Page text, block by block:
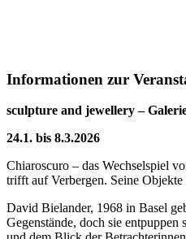
Informationen zur
sculpture and jewellery –
24.1. bis 8.3.2026
Chiaroscuro – das Wechselspiel
trifft auf Verbergen. Seine
David Bielander, 1968 in Basel
Gegenstände, doch sie